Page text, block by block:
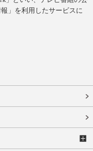
」を利用したサービスに